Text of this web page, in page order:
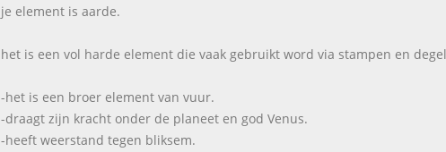
je element is aarde.
het is een vol harde element die vaak gebruikt word via stampen en
-het is een broer element van vuur.
-draagt zijn kracht onder de planeet en god Venus.
-heeft weerstand tegen bliksem.